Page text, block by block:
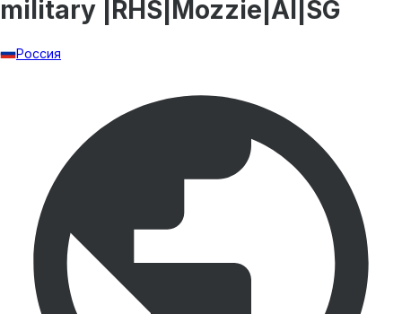
military |RHS|Mozzie|AI|SG
Россия